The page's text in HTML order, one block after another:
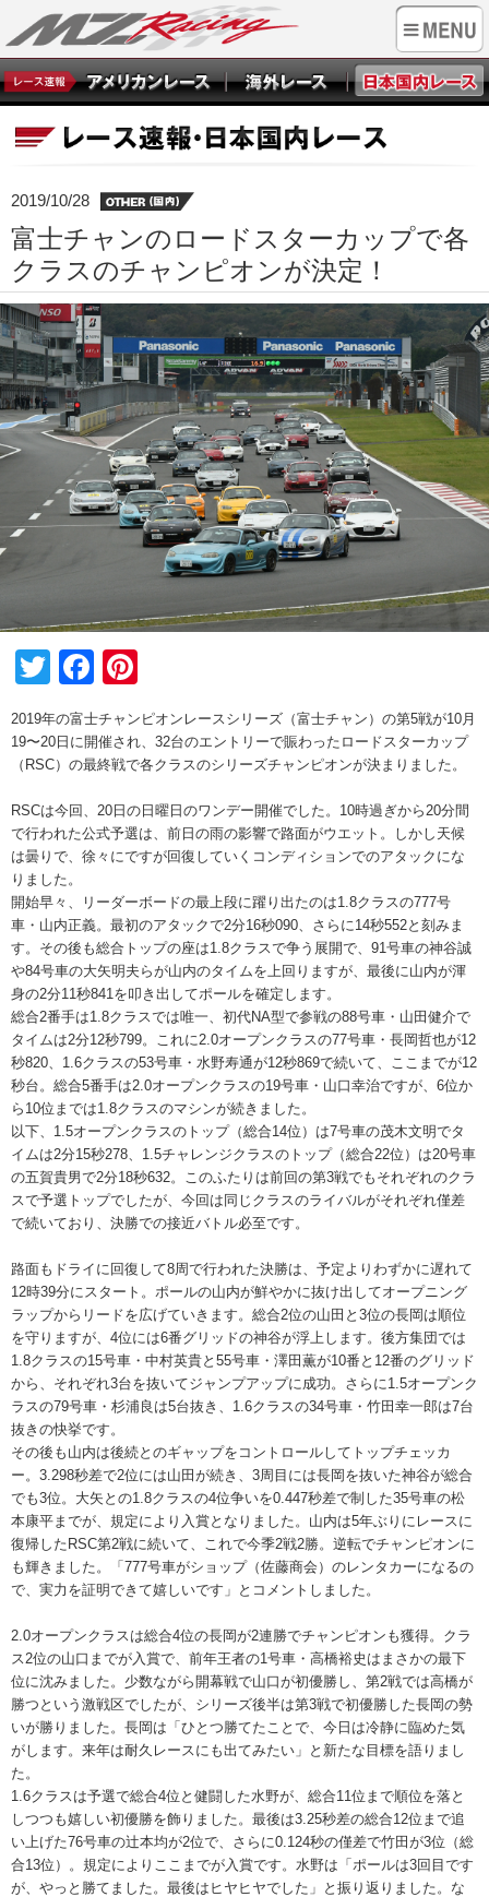
2019/10/28
富士チャンのロードスターカップで各
クラスのチャンピオンが決定！
TwitterFacebook
2019年の富士チャンピオンレースシリーズ（富士チャン）の第5戦が10月
19〜20日に開催され、32台のエントリーで賑わったロードスターカップ
（RSC）の最終戦で各クラスのシリーズチャンピオンが決まりました。
RSCは今回、20日の日曜日のワンデー開催でした。10時過ぎから20分間
で行われた公式予選は、前日の雨の影響で路面がウエット。しかし天候
は曇りで、徐々にですが回復していくコンディションでのアタックにな
りました。
開始早々、リーダーボードの最上段に躍り出たのは1.8クラスの777号
車・山内正義。最初のアタックで2分16秒090、さらに14秒552と刻みま
す。その後も総合トップの座は1.8クラスで争う展開で、91号車の神谷誠
や84号車の大矢明夫らが山内のタイムを上回りますが、最後に山内が渾
身の2分11秒841を叩き出してポールを確定します。
総合2番手は1.8クラスでは唯一、初代NA型で参戦の88号車・山田健介で
タイムは2分12秒799。これに2.0オープンクラスの77号車・長岡哲也が12
秒820、1.6クラスの53号車・水野寿通が12秒869で続いて、ここまでが12
秒台。総合5番手は2.0オープンクラスの19号車・山口幸治ですが、6位か
ら10位までは1.8クラスのマシンが続きました。
以下、1.5オープンクラスのトップ（総合14位）は7号車の茂木文明でタ
イムは2分15秒278、1.5チャレンジクラスのトップ（総合22位）は20号車
の五賀貴男で2分18秒632。このふたりは前回の第3戦でもそれぞれのクラ
スで予選トップでしたが、今回は同じクラスのライバルがそれぞれ僅差
で続いており、決勝での接近バトル必至です。
路面もドライに回復して8周で行われた決勝は、予定よりわずかに遅れて
12時39分にスタート。ポールの山内が鮮やかに抜け出してオープニング
ラップからリードを広げていきます。総合2位の山田と3位の長岡は順位
を守りますが、4位には6番グリッドの神谷が浮上します。後方集団では
1.8クラスの15号車・中村英貴と55号車・澤田薫が10番と12番のグリッド
から、それぞれ3台を抜いてジャンプアップに成功。さらに1.5オープンク
ラスの79号車・杉浦良は5台抜き、1.6クラスの34号車・竹田幸一郎は7台
抜きの快挙です。
その後も山内は後続とのギャップをコントロールしてトップチェッカ
ー。3.298秒差で2位には山田が続き、3周目には長岡を抜いた神谷が総合
でも3位。大矢との1.8クラスの4位争いを0.447秒差で制した35号車の松
本康平までが、規定により入賞となりました。山内は5年ぶりにレースに
復帰したRSC第2戦に続いて、これで今季2戦2勝。逆転でチャンピオンに
も輝きました。「777号車がショップ（佐藤商会）のレンタカーになるの
で、実力を証明できて嬉しいです」とコメントしました。
2.0オープンクラスは総合4位の長岡が2連勝でチャンピオンも獲得。クラ
ス2位の山口までが入賞で、前年王者の1号車・高橋裕史はまさかの最下
位に沈みました。少数ながら開幕戦で山口が初優勝し、第2戦では高橋が
勝つという激戦区でしたが、シリーズ後半は第3戦で初優勝した長岡の勢
いが勝りました。長岡は「ひとつ勝てたことで、今日は冷静に臨めた気
がします。来年は耐久レースにも出てみたい」と新たな目標を語りまし
た。
1.6クラスは予選で総合4位と健闘した水野が、総合11位まで順位を落と
しつつも嬉しい初優勝を飾りました。最後は3.25秒差の総合12位まで追
い上げた76号車の辻本均が2位で、さらに0.124秒の僅差で竹田が3位（総
合13位）。規定によりここまでが入賞です。水野は「ポールは3回目です
が、やっと勝てました。最後はヒヤヒヤでした」と振り返りました。な